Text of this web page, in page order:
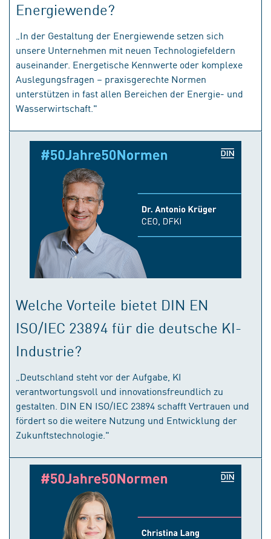
Energiewende?
„In der Gestaltung der Energiewende setzen sich
unsere Unternehmen mit neuen Technologiefeldern
auseinander. Energetische Kennwerte oder komplexe
Auslegungsfragen – praxisgerechte Normen
unterstützen in fast allen Bereichen der Energie- und
Wasserwirtschaft."
Welche Vorteile bietet DIN EN
ISO/IEC 23894 für die deutsche KI-
Industrie?
„Deutschland steht vor der Aufgabe, KI
verantwortungsvoll und innovationsfreundlich zu
gestalten. DIN EN ISO/IEC 23894 schafft Vertrauen und
fördert so die weitere Nutzung und Entwicklung der
Zukunftstechnologie."